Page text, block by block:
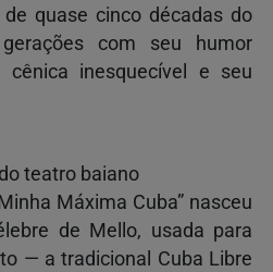
quase cinco décadas do
com seu humor
cênica inesquecível e seu
teatro baiano
Máxima Cuba” nasceu
de Mello, usada para
— a tradicional Cuba Libre